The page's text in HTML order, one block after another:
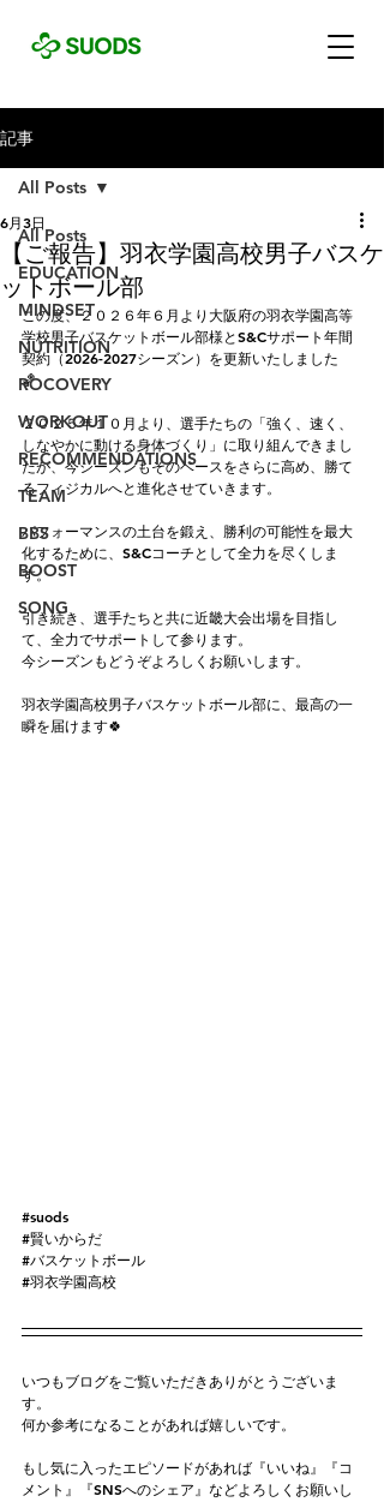
記事
All Posts
EDUCATION
MINDSET
NUTRITION
ROCOVERY
WORKOUT
RECOMMENDATIONS
TEAM
BBS
BOOST
SONG
All Posts
【ご報告】羽衣学園高校男子バスケ
ットボール部
6月3日
この度、２０２６年６月より大阪府の羽衣学園高等
学校男子バスケットボール部様とS&Cサポート年間
契約（2026-2027シーズン）を更新いたしました
🏀
２０２５年１０月より、選手たちの「強く、速く、
しなやかに動ける身体づくり」に取り組んできまし
たが、今シーズンもそのベースをさらに高め、勝て
るフィジカルへと進化させていきます。
パフォーマンスの土台を鍛え、勝利の可能性を最大
化するために、S&Cコーチとして全力を尽くしま
す。
引き続き、選手たちと共に近畿大会出場を目指し
て、全力でサポートして参ります。
今シーズンもどうぞよろしくお願いします。
羽衣学園高校男子バスケットボール部に、最高の一
瞬を届けます🍀
#suods
#賢いからだ
#バスケットボール
#羽衣学園高校
いつもブログをご覧いただきありがとうございま
す。
何か参考になることがあれば嬉しいです。
もし気に入ったエピソードがあれば『いいね』『コ
メント』『SNSへのシェア』などよろしくお願いし